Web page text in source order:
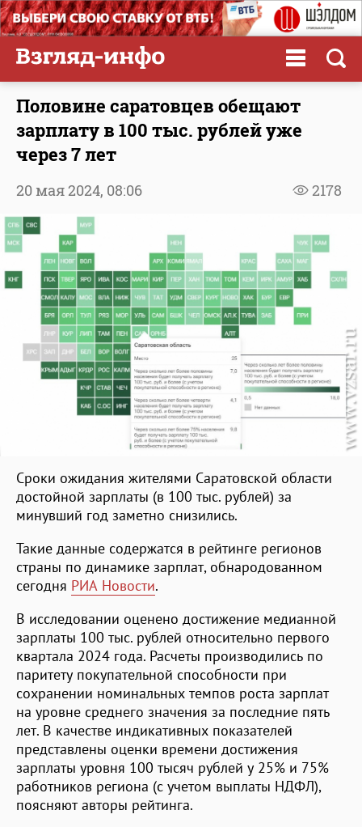
Половине саратовцев обещают
зарплату в 100 тыс. рублей уже
через 7 лет
2178
20 мая 2024, 08:06
Сроки ожидания жителями Саратовской области
достойной зарплаты (в 100 тыс. рублей) за
минувший год заметно снизились.
Такие данные содержатся в рейтинге регионов
страны по динамике зарплат, обнародованном
сегодня РИА Новости.
В исследовании оценено достижение медианной
зарплаты 100 тыс. рублей относительно первого
квартала 2024 года. Расчеты производились по
паритету покупательной способности при
сохранении номинальных темпов роста зарплат
на уровне среднего значения за последние пять
лет. В качестве индикативных показателей
представлены оценки времени достижения
зарплаты уровня 100 тысяч рублей у 25% и 75%
работников региона (с учетом выплаты НДФЛ),
поясняют авторы рейтинга.